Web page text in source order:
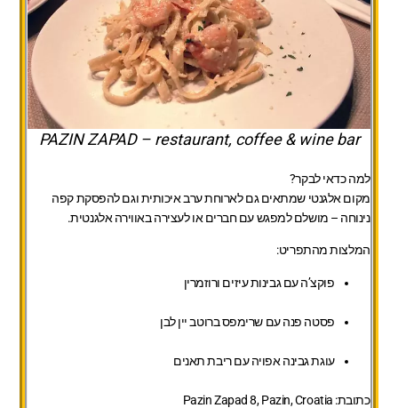
PAZIN ZAPAD – restaurant, coffee & wine bar
למה כדאי לבקר?
מקום אלגנטי שמתאים גם לארוחת ערב איכותית וגם להפסקת קפה
נינוחה – מושלם למפגש עם חברים או לעצירה באווירה אלגנטית.
המלצות מהתפריט:
פוקצ’ה עם גבינות עיזים ורוזמרין
פסטה פנה עם שרימפס ברוטב יין לבן
עוגת גבינה אפויה עם ריבת תאנים
כתובת: